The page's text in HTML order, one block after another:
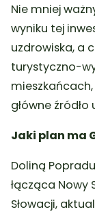
Nie mniej
wyniku tej
uzdrowiska, a
turystyczno-
główne
Jaki plan ma
Doliną
łącząca Nowy
Słowacji,